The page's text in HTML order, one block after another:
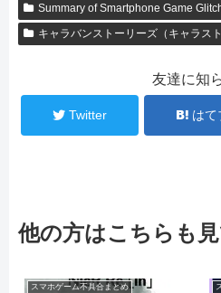
Summary of Smartphone Game
キャラバンストーリーズ（キャラス
友達に知
Twitter はて
他の方はこちらも
スマホゲーム不具合まとめ